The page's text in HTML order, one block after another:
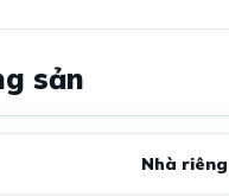
sản
Nhà riêng